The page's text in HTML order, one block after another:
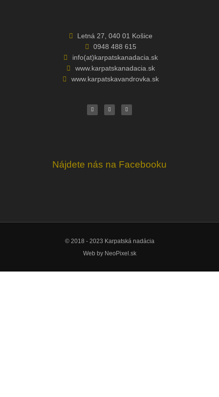
Letná 27, 040 01 Košice
0948 488 615
info(at)karpatskanadacia.sk
www.karpatskanadacia.sk
www.karpatskavandrovka.sk
c
e
b
u
t
u
v
e
l
Nájdete nás na Facebooku
© 2018 - 2023 Karpatská nadácia
Web by NeoPixel.sk